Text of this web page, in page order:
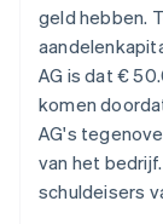
geld hebben.
AG is dat €
komen
AG's
van het
schuldeisers